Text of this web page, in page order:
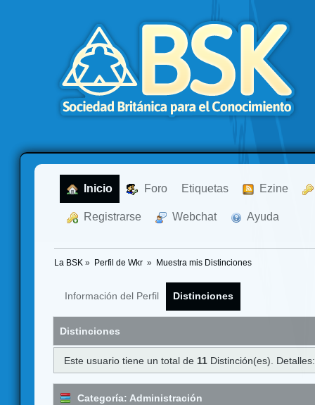
Inicio Foro Etiquetas Ezine
Registrarse Webchat Ayuda
La BSK » Perfil de Wkr » Muestra mis Distinciones
Información del Perfil Distinciones
Distinciones
Este usuario tiene un total de 11 Distinción(es). Detalles:
Categoría: Administración